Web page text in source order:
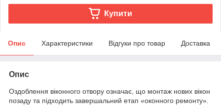
Купити
Опис Характеристики Відгуки про товар Доставка
Опис
Оздоблення віконного отвору означає, що монтаж нових вікон
позаду та підходить завершальний етап «оконного ремонту».